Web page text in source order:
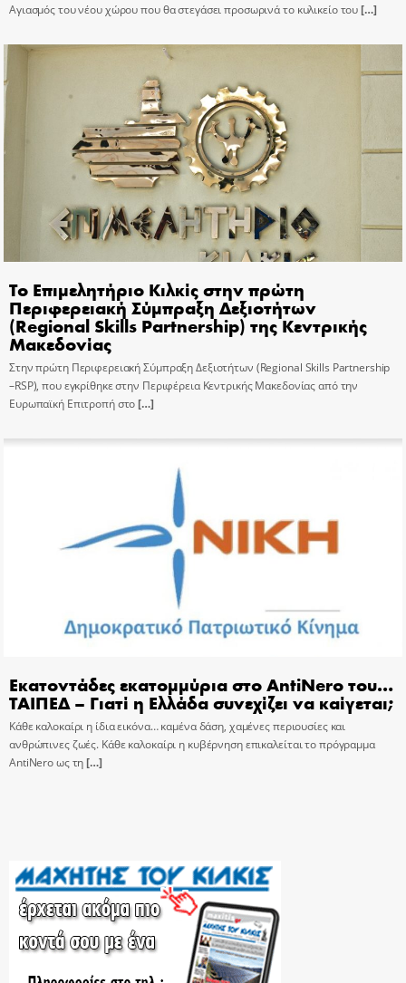
Αγιασμός του νέου χώρου που θα στεγάσει προσωρινά το κυλικείο του[…]
Το Επιμελητήριο Κιλκίς στην πρώτη
Περιφερειακή Σύμπραξη Δεξιοτήτων
(Regional Skills Partnership) της Κεντρικής
Μακεδονίας
Στην πρώτη Περιφερειακή Σύμπραξη Δεξιοτήτων (Regional Skills Partnership
–RSP), που εγκρίθηκε στην Περιφέρεια Κεντρικής Μακεδονίας από την
Ευρωπαϊκή Επιτροπή στο[…]
Εκατοντάδες εκατομμύρια στο AntiNero του…
ΤΑΙΠΕΔ – Γιατί η Ελλάδα συνεχίζει να καίγεται;
Κάθε καλοκαίρι η ίδια εικόνα… καμένα δάση, χαμένες περιουσίες και
ανθρώπινες ζωές. Κάθε καλοκαίρι η κυβέρνηση επικαλείται το πρόγραμμα
AntiNero ως τη[…]